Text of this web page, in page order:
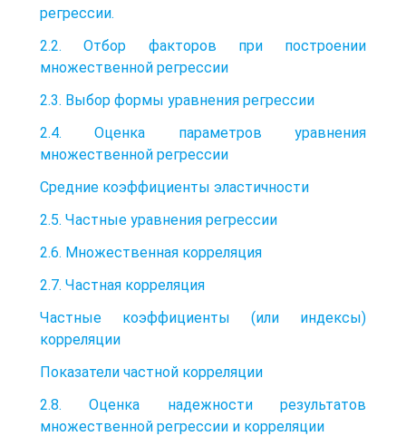
регрессии.
2.2. Отбор факторов при построении
множественной регрессии
2.3. Выбор формы уравнения регрессии
2.4. Оценка параметров уравнения
множественной регрессии
Средние коэффициенты эластичности
2.5. Частные уравнения регрессии
2.6. Множественная корреляция
2.7. Частная корреляция
Частные коэффициенты (или индексы)
корреляции
Показатели частной корреляции
2.8. Оценка надежности результатов
множественной регрессии и корреляции